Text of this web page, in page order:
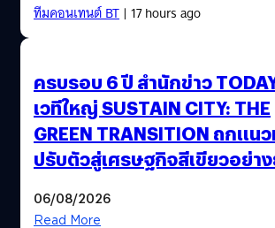
ทีมคอนเทนต์ BT| 17 hours ago
ครบรอบ 6 ปี สำนักข่าว
เวทีใหญ่ SUSTAIN CITY: THE
GREEN TRANSITION ถกแน
ปรับตัวสู่เศรษฐกิจสีเขียวอย่า
06/08/2026
Read More